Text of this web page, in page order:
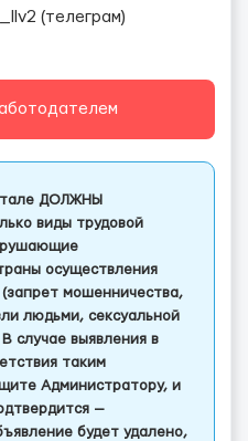
(телеграм)
ДОЛЖНЫ
виды трудовой
осуществления
мошенничества,
людьми, сексуальной
случае выявления в
таким
Администратору, и
—
будет удалено,